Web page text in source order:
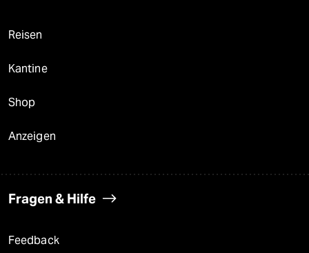
Reisen
Kantine
Shop
Anzeigen
Fragen & Hilfe
Feedback